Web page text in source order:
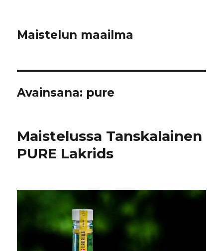
Maistelun maailma
Avainsana: pure
Maistelussa Tanskalainen
PURE Lakrids